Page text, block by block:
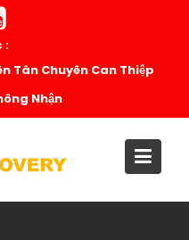
:
Tân Chuyên Can Thiệp
Nhận